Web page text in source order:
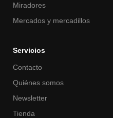
Miradores
Mercados y mercadillos
Servicios
Contacto
Quiénes somos
Newsletter
Tienda